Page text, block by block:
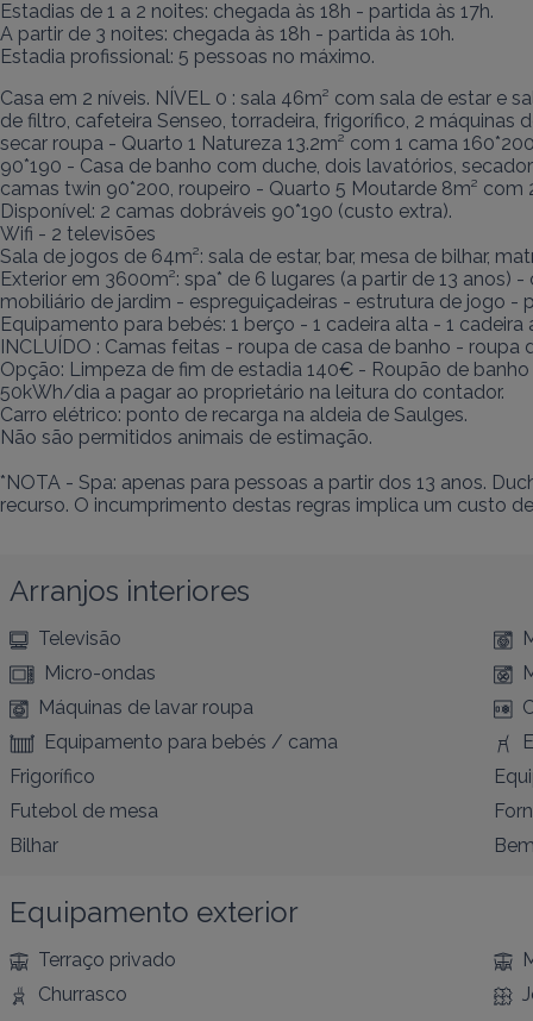
Estadias de 1 a 2 noites: chegada às 18h - partida às 17h.
A partir de 3 noites: chegada às 18h - partida às 10h.
Estadia profissional: 5 pessoas no máximo.
Casa em 2 níveis. NÍVEL 0 : sala 46m² com sala de estar e
de filtro, cafeteira Senseo, torradeira, frigorífico, 2
secar roupa - Quarto 1 Natureza 13.2m² com 1 cama
90*190 - Casa de banho com duche, dois lavatórios,
camas twin 90*200, roupeiro - Quarto 5 Moutarde 8m²
Disponível: 2 camas dobráveis 90*190 (custo extra).
Wifi - 2 televisões
Sala de jogos de 64m²: sala de estar, bar, mesa de bilhar,
Exterior em 3600m²: spa* de 6 lugares (a partir de 13
mobiliário de jardim - espreguiçadeiras - estrutura de jogo
Equipamento para bebés: 1 berço - 1 cadeira alta - 1
INCLUÍDO : Camas feitas - roupa de casa de banho -
Opção: Limpeza de fim de estadia 140€ - Roupão de
50kWh/dia a pagar ao proprietário na leitura do contador.
Carro elétrico: ponto de recarga na aldeia de Saulges.
Não são permitidos animais de estimação.
*NOTA - Spa: apenas para pessoas a partir dos 13 anos.
recurso. O incumprimento destas regras implica um custo
Arranjos interiores
Televisão
Micro-ondas
Máquinas de lavar roupa
Equipamento para bebés / cama
Frigorífico
Futebol de mesa
Bilhar
Equipamento exterior
Terraço privado
Churrasco